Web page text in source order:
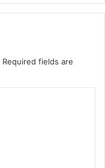
Required fields are